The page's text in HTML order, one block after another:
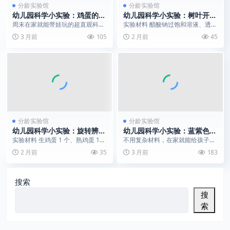
分龄实验馆
幼儿园科学小实验：鸡蛋的浮
沉魔法｜密度与浮力的直观演
周末在家就能带娃玩的超直观科学
小实验，材料简单，却能让孩子亲
眼见证鸡蛋从沉底、漂...
3 月前 105
分龄实验馆
幼儿园科学小实验：树叶开花
｜醋酸钠结晶现象演示
实验材料 醋酸钠过饱和溶液、透明
玻璃杯、新鲜树枝 / 树叶、少量醋
酸钠晶种 实验...
2 月前 45
分龄实验馆
幼儿园科学小实验：旋转辨鸡
蛋｜惯性现象演示
实验材料 生鸡蛋 1 个、熟鸡蛋 1
个 实验步骤 先转动生鸡蛋，可以
看到它转动...
2 月前 35
分龄实验馆
幼儿园科学小实验：蓝紫色魔
法｜淀粉遇碘变蓝的秘密
不用复杂材料，在家就能给孩子上
演一场“变色魔法”！今天分享的淀
粉遇碘变蓝实验，操...
3 月前 183
搜索
搜
索